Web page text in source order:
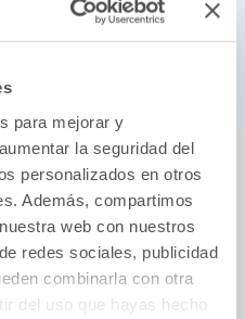
para mejorar y
la seguridad del
personalizados en otros
Además, compartimos
web con nuestros
redes sociales, publicidad
combinarla con otra
del uso que hayas hecho
ellas y ellos. Y no les
gustarte...